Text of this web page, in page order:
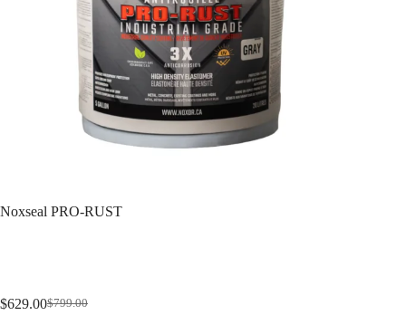
Noxseal PRO-RUST
$799.00
$629.00